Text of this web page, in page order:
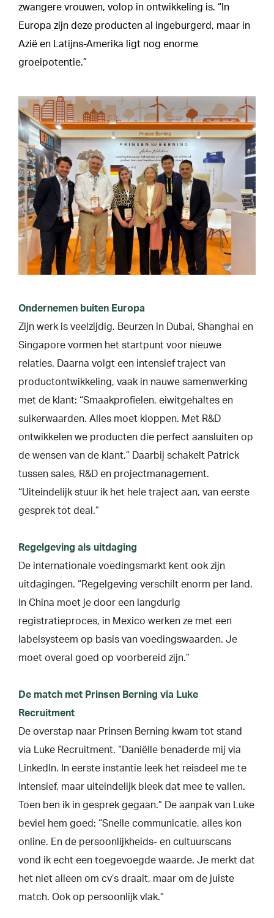
zwangere vrouwen, volop in ontwikkeling is. “In
Europa zijn deze producten al ingeburgerd, maar in
Azië en Latijns-Amerika ligt nog enorme
groeipotentie.”
Ondernemen buiten Europa
Zijn werk is veelzijdig. Beurzen in Dubai, Shanghai en
Singapore vormen het startpunt voor nieuwe
relaties. Daarna volgt een intensief traject van
productontwikkeling, vaak in nauwe samenwerking
met de klant: “Smaakprofielen, eiwitgehaltes en
suikerwaarden. Alles moet kloppen. Met R&D
ontwikkelen we producten die perfect aansluiten op
de wensen van de klant.” Daarbij schakelt Patrick
tussen sales, R&D en projectmanagement.
“Uiteindelijk stuur ik het hele traject aan, van eerste
gesprek tot deal.”
Regelgeving als uitdaging
De internationale voedingsmarkt kent ook zijn
uitdagingen. “Regelgeving verschilt enorm per land.
In China moet je door een langdurig
registratieproces, in Mexico werken ze met een
labelsysteem op basis van voedingswaarden. Je
moet overal goed op voorbereid zijn.”
De match met Prinsen Berning via Luke
Recruitment
De overstap naar Prinsen Berning kwam tot stand
via Luke Recruitment. “Daniëlle benaderde mij via
LinkedIn. In eerste instantie leek het reisdeel me te
intensief, maar uiteindelijk bleek dat mee te vallen.
Toen ben ik in gesprek gegaan.” De aanpak van Luke
beviel hem goed: “Snelle communicatie, alles kon
online. En de persoonlijkheids- en cultuurscans
vond ik echt een toegevoegde waarde. Je merkt dat
het niet alleen om cv’s draait, maar om de juiste
match. Ook op persoonlijk vlak.”